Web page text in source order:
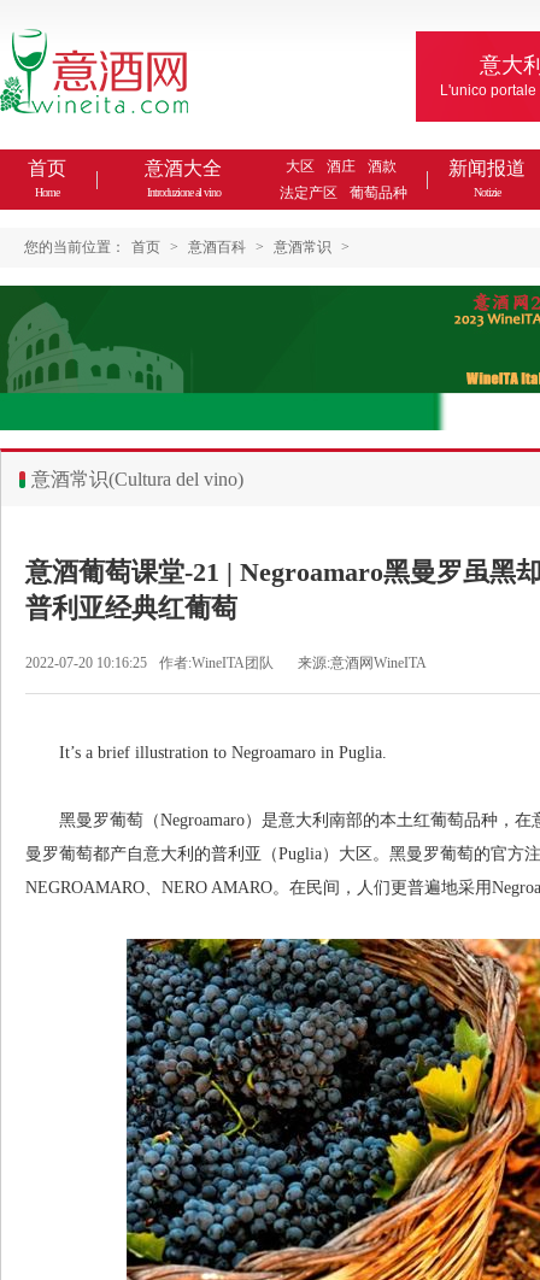
意大
L'unico
首页
Home
意酒大全
Introduzione al vino
大区 酒庄
酒款
法定产区
葡萄品种
新闻报道
Notizie
您的当前位置： 首页 > 意酒百科 > 意酒常识 >
意酒常识(Cultura del vino)
意酒葡萄课堂-21 | Negroamaro黑曼罗虽黑
普利亚经典红葡萄
2022-07-20 10:16:25 作者:WineITA团队 来源:意酒网WineITA
It’s a brief illustration to Negroamaro in Puglia.
黑曼罗葡萄（Negroamaro）是意大利南部的本土红葡萄品种，在
曼罗葡萄都产自意大利的普利亚（Puglia）大区。黑曼罗葡萄的官方
NEGROAMARO、NERO AMARO。在民间，人们更普遍地采用